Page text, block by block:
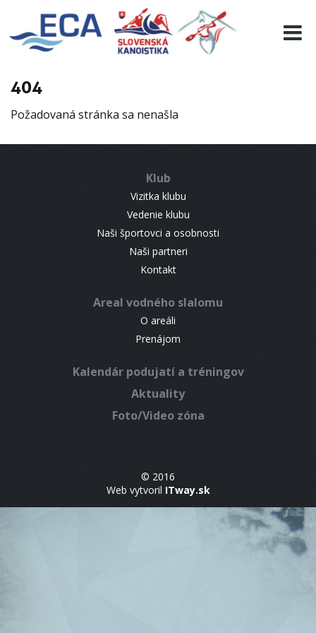
404
Požadovaná stránka sa nenašla
Klub
Vizitka klubu
Vedenie klubu
Naši športovci a osobnosti
Naši partneri
Kontakt
Areal vodného slalomu
O areáli
Prenájom
Kalendár podujatí a tréningov
Aktuality
Foto/Video zóna
© 2016
Web vytvoril ITway.sk
EURO 19
INFO
RESULTS
CONTACT